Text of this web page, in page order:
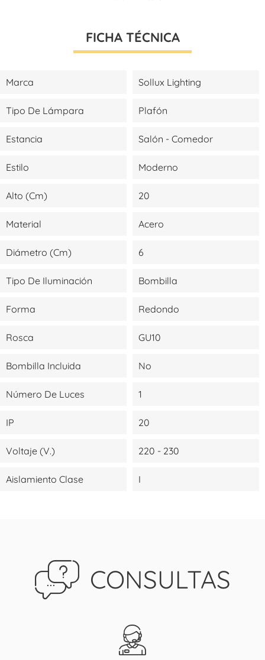
FICHA TÉCNICA
Marca Sollux Lighting
Tipo De Lámpara Plafón
Estancia Salón - Comedor
Estilo Moderno
Alto (cm) 20
Material Acero
Diámetro (cm) 6
Tipo De Iluminación Bombilla
Forma Redondo
Rosca GU10
Bombilla Incluida No
Número De Luces 1
IP 20
Voltaje (V.) 220 - 230
Aislamiento Clase I
CONSULTAS